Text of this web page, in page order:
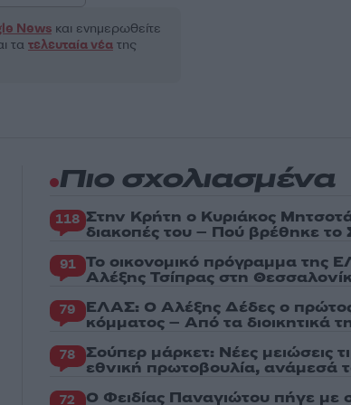
Newsκαι ενημερωθείτε
τα τελευταία νέατης
Πιο σχολιασμένα
118 Στην Κρήτη ο Κυριάκος
διακοπές του – Πού βρέθηκε το
91 Το οικονομικό πρόγραμμα της
Αλέξης Τσίπρας στη
79 ΕΛΑΣ: Ο Αλέξης Δέδες ο
κόμματος – Από τα διοικητικά
78 Σούπερ μάρκετ: Νέες μειώσεις
εθνική πρωτοβουλία, ανάμεσά
72 Ο Φειδίας Παναγιώτου πήγε